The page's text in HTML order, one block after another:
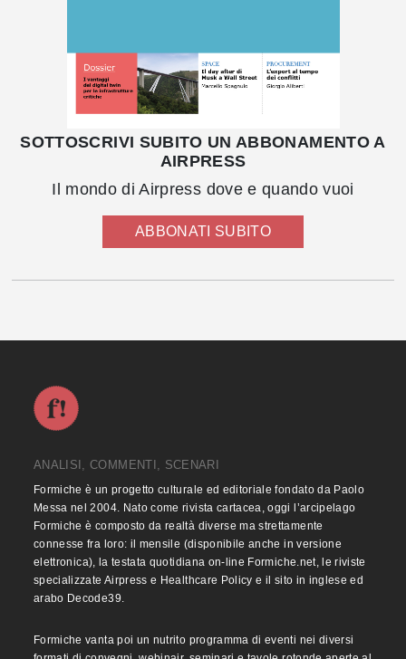
SOTTOSCRIVI SUBITO UN ABBONAMENTO A
AIRPRESS
Il mondo di Airpress dove e quando vuoi
ABBONATI SUBITO
ANALISI, COMMENTI, SCENARI
Formiche è un progetto culturale ed editoriale fondato da Paolo
Messa nel 2004. Nato come rivista cartacea, oggi l’arcipelago
Formiche è composto da realtà diverse ma strettamente
connesse fra loro: il mensile (disponibile anche in versione
elettronica), la testata quotidiana on-line Formiche.net, le riviste
specializzate Airpress e Healthcare Policy e il sito in inglese ed
arabo Decode39.
Formiche vanta poi un nutrito programma di eventi nei diversi